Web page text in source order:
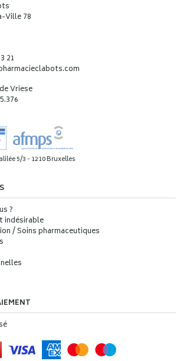
Ville 78
21
Vriese
5/3 - 1210 Bruxelles
?
indésirable
/ Soins pharmaceutiques